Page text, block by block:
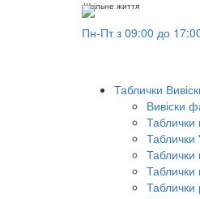
Пн-Пт з 09:00 до
Таблички
Вивіски
Таблички
Таблички
Таблички
Таблички
Шкільне життя